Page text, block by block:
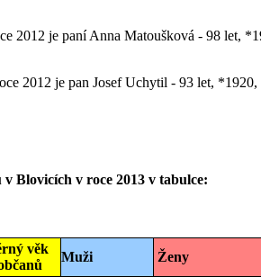
2012 je paní Anna Matoušková - 98 let,
2012 je pan Josef Uchytil - 93 let, *1920,
Blovicích v roce 2013 v tabulce:
věk
Muži
Ženy